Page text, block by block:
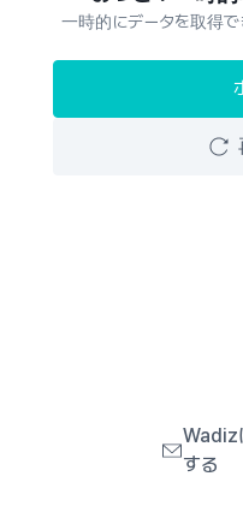
一時的にデータを取得
Wadiz
する